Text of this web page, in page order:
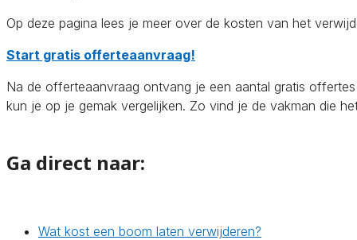
Op deze pagina lees je meer over de kosten van het
Start gratis offerteaanvraag!
Na de offerteaanvraag ontvang je een aantal gratis
kun je op je gemak vergelijken. Zo vind je de vakman die
Ga direct naar:
Wat kost een boom laten verwijderen?